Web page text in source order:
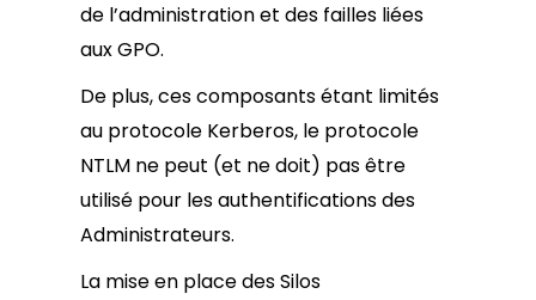
de l’administration et des failles liées
aux GPO.
De plus, ces composants étant limités
au protocole Kerberos, le protocole
NTLM ne peut (et ne doit) pas être
utilisé pour les authentifications des
Administrateurs.
La mise en place des Silos